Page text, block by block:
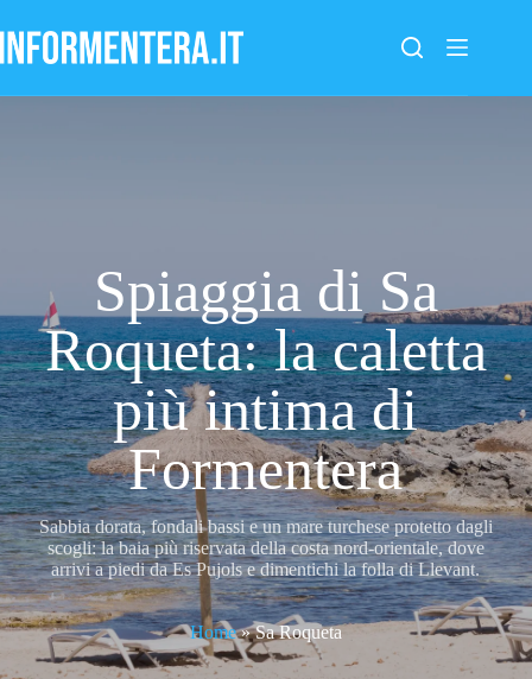
al
contenuto
Spiaggia di Sa
Roqueta: la caletta
più intima di
Formentera
Sabbia dorata, fondali bassi e un mare turchese protetto dagli
scogli: la baia più riservata della costa nord-orientale, dove
arrivi a piedi da Es Pujols e dimentichi la folla di Llevant.
Home»Sa Roqueta